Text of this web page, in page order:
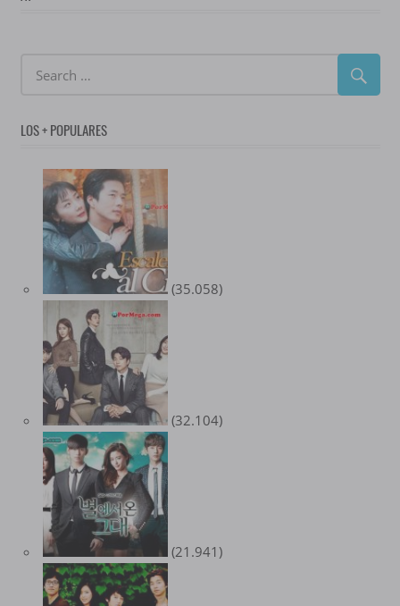
LOS + POPULARES
(35.058)
(32.104)
(21.941)